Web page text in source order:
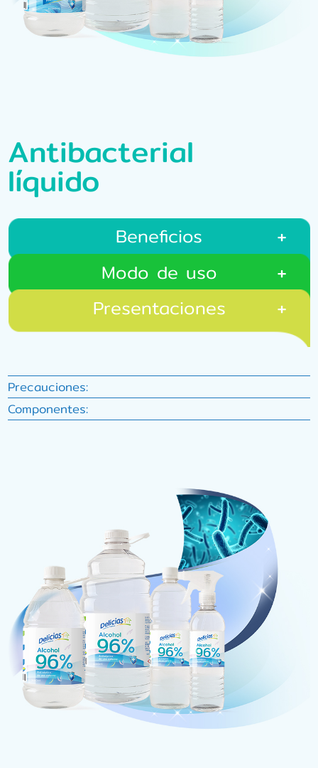
Antibacterial
líquido
Beneficios
Modo de uso
Presentaciones
Precauciones:
Componentes: